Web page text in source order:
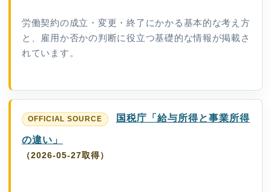
労働契約の成立・変更・終了にかかる基本的な考え方
と、雇用か否かの判断に役立つ基礎的な情報が掲載さ
れています。
国税庁「給与所得と事業所得
の違い」
（2026-05-27取得）